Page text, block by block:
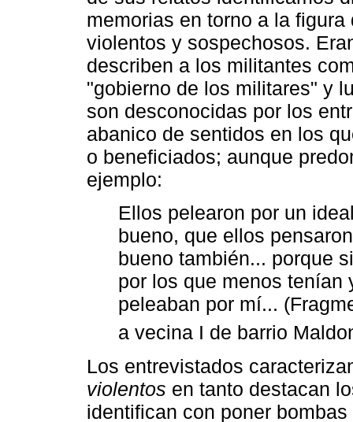
memorias en torno a la
violentos y sospechosos.
describen a los militantes
"gobierno de los militares" y
son desconocidas por los
abanico de sentidos en los
o beneficiados; aunque
ejemplo:
Ellos pelearon por un
bueno, que ellos
bueno también... porque
por los que menos tenían
peleaban por mí...
a vecina I de barrio
Los entrevistados
violentos en tanto destacan
identifican con poner